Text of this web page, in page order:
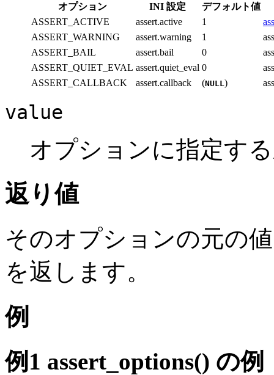
オプション
INI 設定
デフォルト値
ASSERT_ACTIVE
assert.active 1
ASSERT_WARNING
assert.warning 1
ASSERT_BAIL
assert.bail 0
ASSERT_QUIET_EVAL assert.quiet_eval 0
ASSERT_CALLBACK
assert.callback (NULL )
value
オプションに指定す
返り値
そのオプションの元の
を返します。
例
例1 assert_options() の例